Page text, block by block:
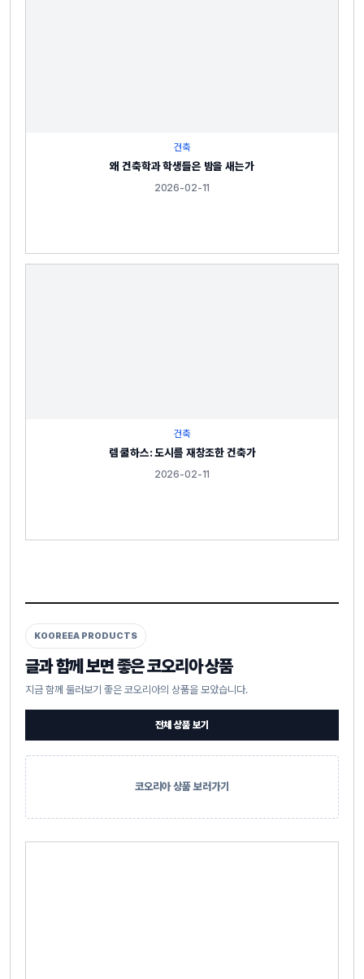
건축
왜 건축학과 학생들은 밤을 새는가
2026-02-11
건축
렘 쿨하스: 도시를 재창조한 건축가
2026-02-11
KOOREEA PRODUCTS
글과 함께 보면 좋은 코오리아 상품
지금 함께 둘러보기 좋은 코오리아의 상품을 모았습니다.
전체 상품 보기
코오리아 상품 보러가기